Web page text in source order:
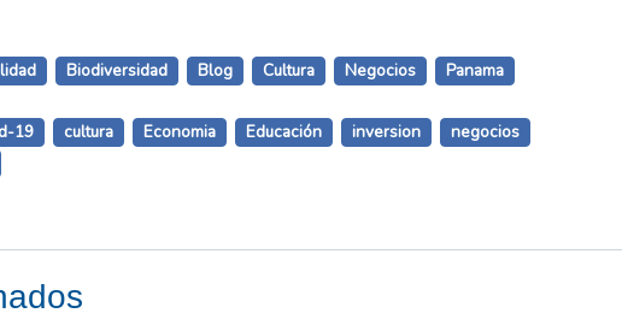
Biodiversidad Blog Cultura Negocios Panama
19 cultura Economia Educación inversion
negocios